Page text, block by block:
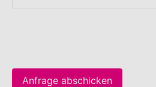
Anfrage abschicken